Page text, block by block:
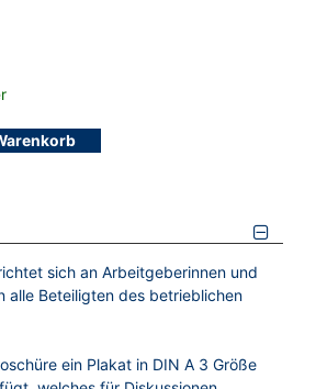
sich an Arbeitgeberinnen und
alle Beteiligten des betrieblichen
ein Plakat in DIN A 3 Größe